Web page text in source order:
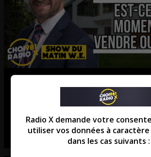
Est-ce le bon moment
La chronique de Simon Laberge
Radio X demande votre
utiliser vos données à
dans les cas suivants :